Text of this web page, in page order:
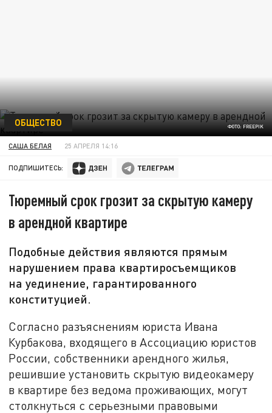
ФОТО: FREEPIK
ОБЩЕСТВО
САША БЕЛАЯ 25 АПРЕЛЯ 14:16
ПОДПИШИТЕСЬ:
Тюремный срок грозит за скрытую камеру
в арендной квартире
Подобные действия являются прямым
нарушением права квартиросъемщиков
на уединение, гарантированного
конституцией.
Согласно разъяснениям юриста Ивана
Курбакова, входящего в Ассоциацию юристов
России, собственники арендного жилья,
решившие установить скрытую видеокамеру
в квартире без ведома проживающих, могут
столкнуться с серьезными правовыми